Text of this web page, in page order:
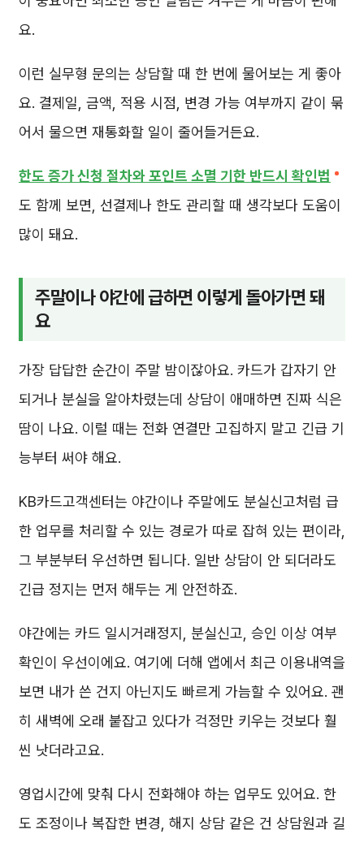
요.
이런 실무형 문의는 상담할 때 한 번에 물어보는 게 좋아
요. 결제일, 금액, 적용 시점, 변경 가능 여부까지 같이 묶
어서 물으면 재통화할 일이 줄어들거든요.
한도 증가 신청 절차와 포인트 소멸 기한 반드시 확인법
도 함께 보면, 선결제나 한도 관리할 때 생각보다 도움이
많이 돼요.
주말이나 야간에 급하면 이렇게 돌아가면 돼
요
가장 답답한 순간이 주말 밤이잖아요. 카드가 갑자기 안
되거나 분실을 알아차렸는데 상담이 애매하면 진짜 식은
땀이 나요. 이럴 때는 전화 연결만 고집하지 말고 긴급 기
능부터 써야 해요.
KB카드고객센터는 야간이나 주말에도 분실신고처럼 급
한 업무를 처리할 수 있는 경로가 따로 잡혀 있는 편이라,
그 부분부터 우선하면 됩니다. 일반 상담이 안 되더라도
긴급 정지는 먼저 해두는 게 안전하죠.
야간에는 카드 일시거래정지, 분실신고, 승인 이상 여부
확인이 우선이에요. 여기에 더해 앱에서 최근 이용내역을
보면 내가 쓴 건지 아닌지도 빠르게 가늠할 수 있어요. 괜
히 새벽에 오래 붙잡고 있다가 걱정만 키우는 것보다 훨
씬 낫더라고요.
영업시간에 맞춰 다시 전화해야 하는 업무도 있어요. 한
도 조정이나 복잡한 변경, 해지 상담 같은 건 상담원과 길